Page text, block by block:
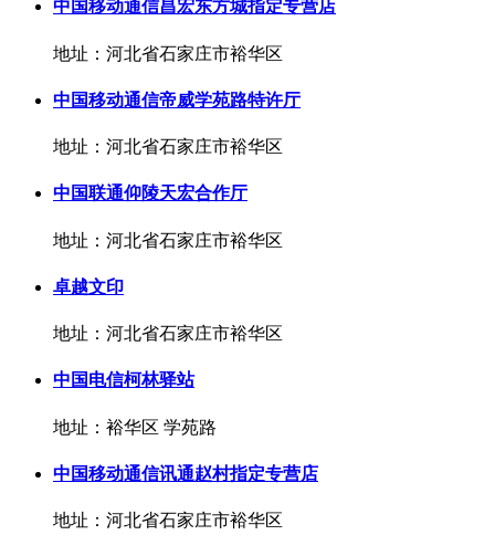
中国移动通信昌宏东方城指定专营店
地址：河北省石家庄市裕华区
中国移动通信帝威学苑路特许厅
地址：河北省石家庄市裕华区
中国联通仰陵天宏合作厅
地址：河北省石家庄市裕华区
卓越文印
地址：河北省石家庄市裕华区
中国电信柯林驿站
地址：裕华区 学苑路
中国移动通信讯通赵村指定专营店
地址：河北省石家庄市裕华区